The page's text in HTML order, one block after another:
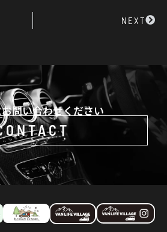
NEXTNext
問い合わせください